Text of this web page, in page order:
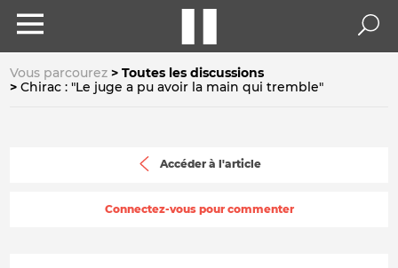
Vous parcourez
Toutes les discussions
Chirac : "Le juge a pu avoir la main qui tremble"
Accéder à l'article
Connectez-vous pour commenter